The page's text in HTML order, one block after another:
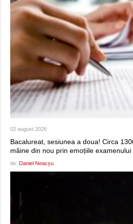
02 august 2026
Bacalureat, sesiunea a doua! Circa
mâine din nou prin emoțiile
de: Daniel Neacșu